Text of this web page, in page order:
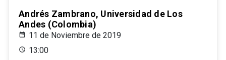
Andrés Zambrano, Universidad de Los
Andes (Colombia)
11 de Noviembre de 2019
13:00